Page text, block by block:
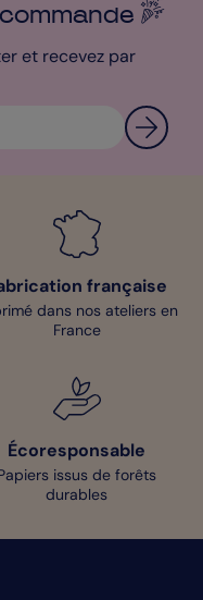
commande
et recevez par
française
dans nos ateliers en
France
Écoresponsable
issus de forêts
durables